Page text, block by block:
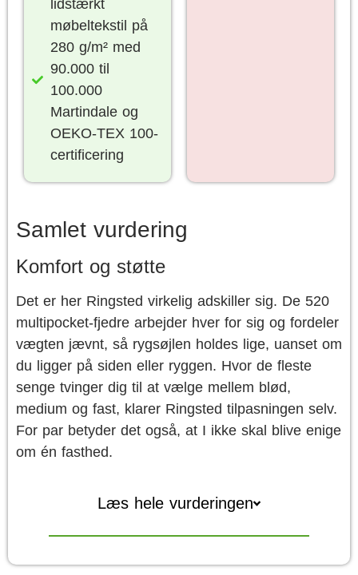
lidstærkt
møbeltekstil på
280 g/m² med
90.000 til
100.000
Martindale og
OEKO-TEX 100-
certificering
Samlet vurdering
Komfort og støtte
Det er her Ringsted virkelig adskiller sig. De 520
multipocket-fjedre arbejder hver for sig og fordeler
vægten jævnt, så rygsøjlen holdes lige, uanset om
du ligger på siden eller ryggen. Hvor de fleste
senge tvinger dig til at vælge mellem blød,
medium og fast, klarer Ringsted tilpasningen selv.
For par betyder det også, at I ikke skal blive enige
om én fasthed.
Læs hele vurderingen